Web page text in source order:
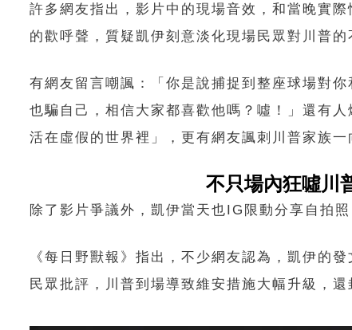
許多網友指出，影片中的現場音效，和當晚實
的歡呼聲，質疑凱伊刻意淡化現場民眾對川普的
有網友留言嘲諷：「你是說捕捉到整座球場對
也騙自己，相信大家都喜歡他嗎？噓！」還有
活在虛假的世界裡」，更有網友諷刺川普家族一
不只場內狂噓川
除了影片爭議外，凱伊當天也IG限動分享自拍
《每日野獸報》指出，不少網友認為，凱伊的
民眾批評，川普到場導致維安措施大幅升級，